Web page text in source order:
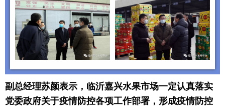
副总经理苏颜表示，临沂嘉兴水果市场一定认真落实
党委政府关于疫情防控各项工作部署，形成疫情防控